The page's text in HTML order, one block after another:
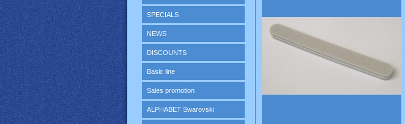
SPECIALS
NEWS
DISCOUNTS
Basic line
Sales promotion
ALPHABET Swarovski